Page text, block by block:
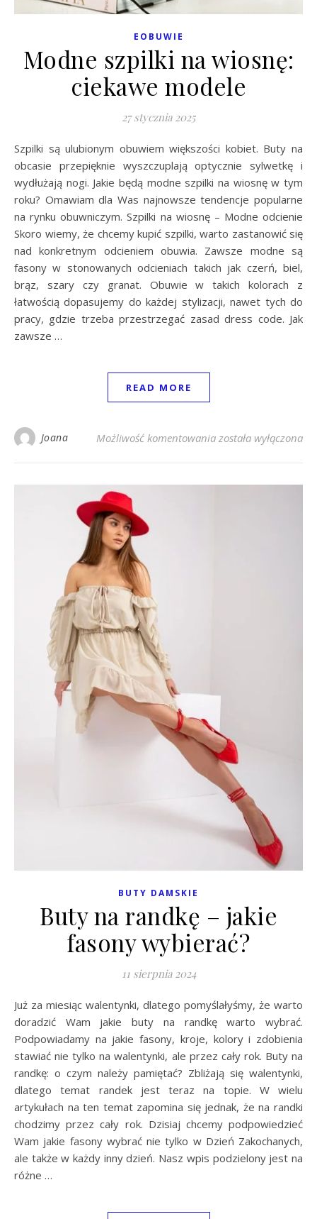
EOBUWIE
Modne szpilki na wiosnę:
ciekawe modele
27 stycznia 2025
Szpilki są ulubionym obuwiem większości kobiet. Buty na
obcasie przepięknie wyszczuplają optycznie sylwetkę i
wydłużają nogi. Jakie będą modne szpilki na wiosnę w tym
roku? Omawiam dla Was najnowsze tendencje popularne
na rynku obuwniczym. Szpilki na wiosnę – Modne odcienie
Skoro wiemy, że chcemy kupić szpilki, warto zastanowić się
nad konkretnym odcieniem obuwia. Zawsze modne są
fasony w stonowanych odcieniach takich jak czerń, biel,
brąz, szary czy granat. Obuwie w takich kolorach z
łatwością dopasujemy do każdej stylizacji, nawet tych do
pracy, gdzie trzeba przestrzegać zasad dress code. Jak
zawsze …
READ MORE
Joana Możliwość komentowania Modne szpilki na
została wyłączona
BUTY DAMSKIE
Buty na randkę – jakie
fasony wybierać?
11 sierpnia 2024
Już za miesiąc walentynki, dlatego pomyślałyśmy, że warto
doradzić Wam jakie buty na randkę warto wybrać.
Podpowiadamy na jakie fasony, kroje, kolory i zdobienia
stawiać nie tylko na walentynki, ale przez cały rok. Buty na
randkę: o czym należy pamiętać? Zbliżają się walentynki,
dlatego temat randek jest teraz na topie. W wielu
artykułach na ten temat zapomina się jednak, że na randki
chodzimy przez cały rok. Dzisiaj chcemy podpowiedzieć
Wam jakie fasony wybrać nie tylko w Dzień Zakochanych,
ale także w każdy inny dzień. Nasz wpis podzielony jest na
różne …